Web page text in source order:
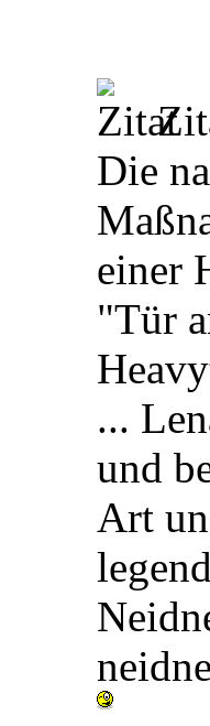
Die
einer
"Tür
...
und
Art